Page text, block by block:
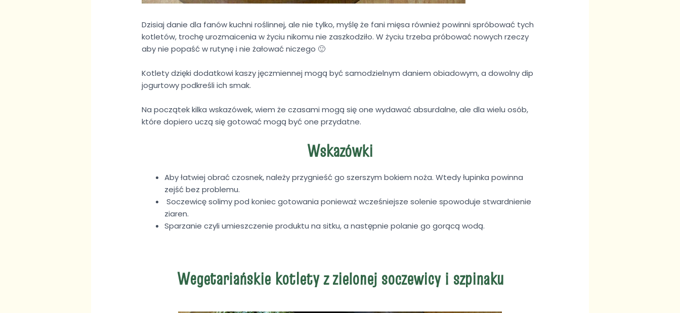
Dzisiaj danie dla fanów kuchni roślinnej, ale nie tylko, myślę że fani mięsa również powinni spróbować tych
kotletów, trochę urozmaicenia w życiu nikomu nie zaszkodziło. W życiu trzeba próbować nowych rzeczy
aby nie popaść w rutynę i nie żałować niczego 🙂
Kotlety dzięki dodatkowi kaszy jęczmiennej mogą być samodzielnym daniem obiadowym, a dowolny dip
jogurtowy podkreśli ich smak.
Na początek kilka wskazówek, wiem że czasami mogą się one wydawać absurdalne, ale dla wielu osób,
które dopiero uczą się gotować mogą być one przydatne.
Wskazówki
Aby łatwiej obrać czosnek, należy przygnieść go szerszym bokiem noża. Wtedy łupinka powinna
zejść bez problemu.
Soczewicę solimy pod koniec gotowania ponieważ wcześniejsze solenie spowoduje stwardnienie
ziaren.
Sparzanie czyli umieszczenie produktu na sitku, a następnie polanie go gorącą wodą.
Wegetariańskie kotlety z zielonej soczewicy i szpinaku